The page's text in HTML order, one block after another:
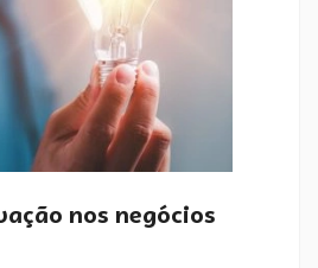
nos negócios